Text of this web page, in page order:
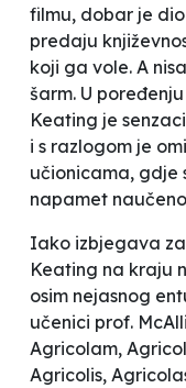
filmu, dobar je
predaju
koji ga vole. A
šarm. U
Keating je
i s razlogom je
učionicama, gdje
napamet
Iako izbjegava
Keating na kraju
osim nejasnog
učenici prof.
Agricolam,
Agricolis,